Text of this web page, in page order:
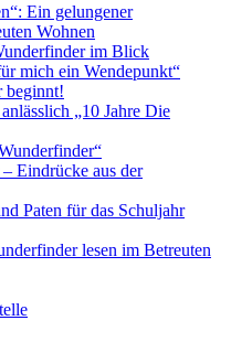
Ein gelungener
Wohnen
im Blick
mich ein Wendepunkt“
beginnt!
„10 Jahre Die
Eindrücke aus der
Paten für das Schuljahr
lesen im Betreuten